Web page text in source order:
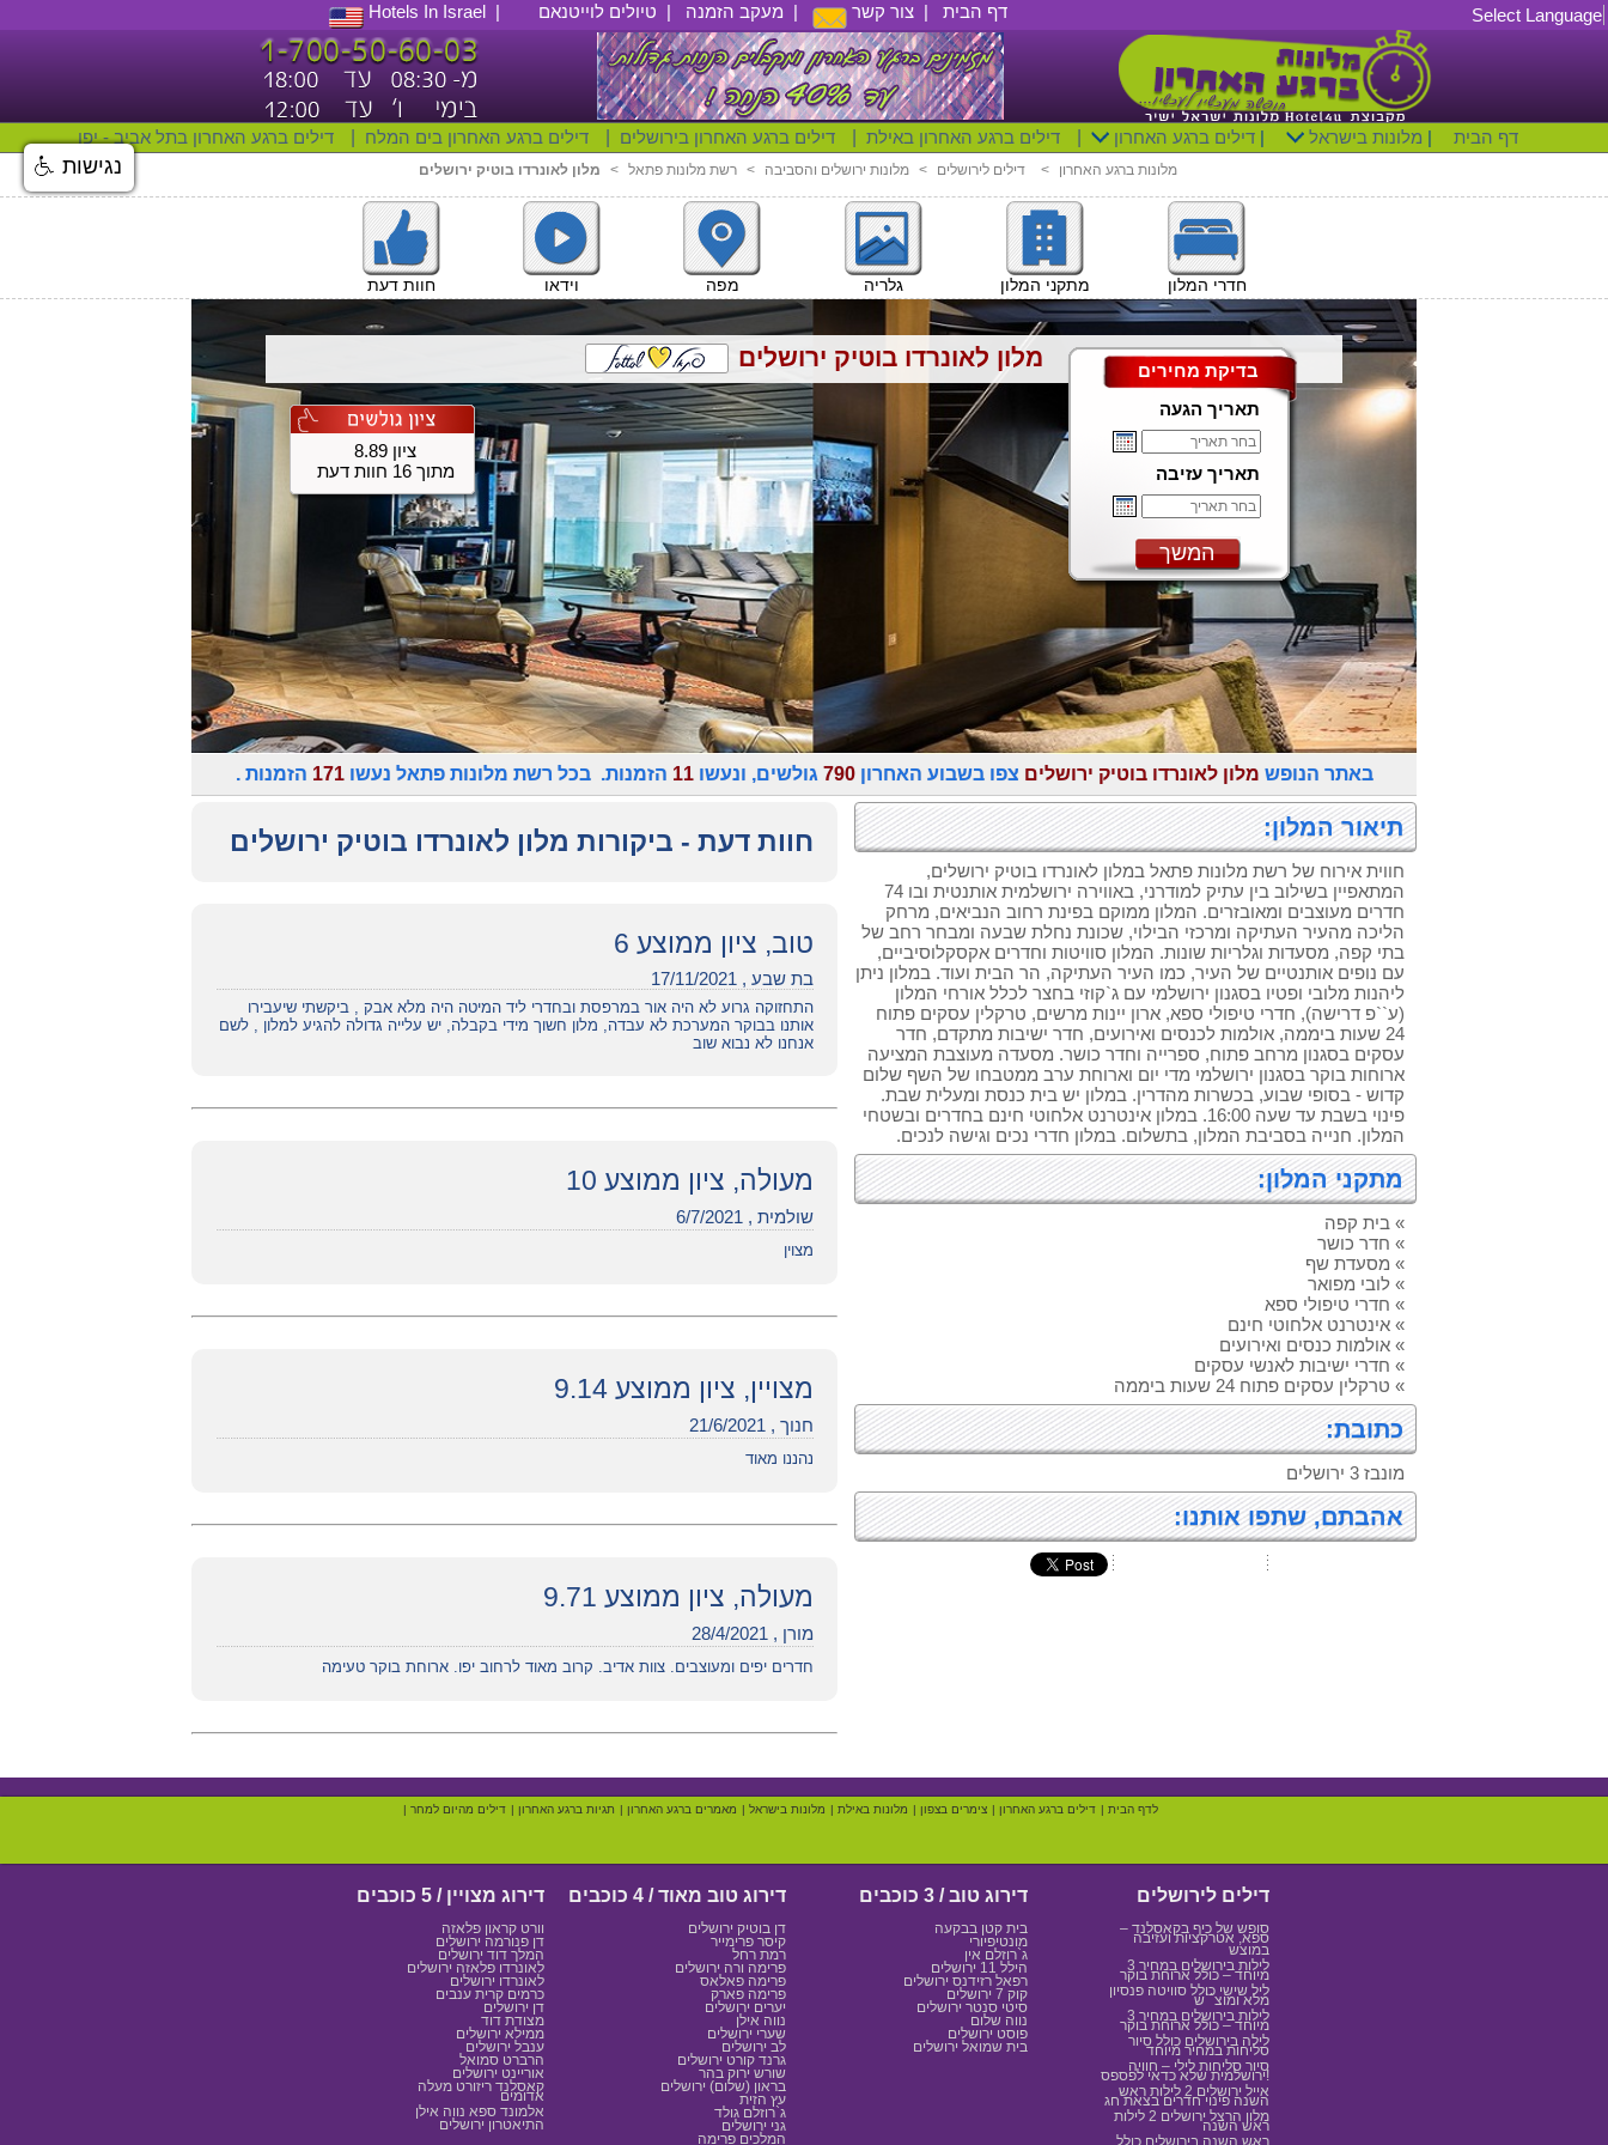
Hotels In Israel | טיולים לוייטנאם | מעקב הזמנה | צור קשר | דף הבית Select Language
דילים ברגע האחרון בתל אביב - יפו דילים ברגע האחרון בים המלח דילים ברגע האחרון בירושלים דילים ברגע האחרון באילת דילים ברגע האחרון | מלונות בישראל | דף הבית
מלון לאונרדו בוטיק ירושלים < רשת מלונות פתאל < מלונות ירושלים והסביבה < דילים לירושלים < מלונות ברגע האחרון
חוות דעת וידאו מפה גלריה מתקני המלון חדרי המלון
מלון לאונרדו בוטיק ירושלים
ציון 8.89
מתוך 16 חוות דעת
בדיקת מחירים
תאריך הגעה
תאריך עזיבה
המשך
באתר הנופש מלון לאונרדו בוטיק ירושלים צפו בשבוע האחרון790 גולשים, ונעשו11 הזמנות. בכל רשת מלונות פתאל נעשו171 הזמנות .
חוות דעת - ביקורות מלון לאונרדו בוטיק ירושלים
טוב, ציון ממוצע 6
בת שבע , 17/11/2021
התחזוקה גרוע לא היה אור במרפסת ובחדרי ליד המיטה היה מלא אבק , ביקשתי שיעבירו
אותנו בבוקר המערכת לא עבדה, מלון חשוך מידי בקבלה, יש עלייה גדולה להגיע למלון , לשם
אנחנו לא נבוא שוב
מעולה, ציון ממוצע 10
שולמית , 6/7/2021
מצוין
מצויין, ציון ממוצע 9.14
חנוך , 21/6/2021
נהננו מאוד
מעולה, ציון ממוצע 9.71
מורן , 28/4/2021
חדרים יפים ומעוצבים. צוות אדיב. קרוב מאוד לרחוב יפו. ארוחת בוקר טעימה
תיאור המלון:
חווית אירוח של רשת מלונות פתאל במלון לאונרדו בוטיק ירושלים,
המתאפיין בשילוב בין עתיק למודרני, באווירה ירושלמית אותנטית ובו 74
חדרים מעוצבים ומאובזרים. המלון ממוקם בפינת רחוב הנביאים, מרחק
הליכה מהעיר העתיקה ומרכזי הבילוי, שכונת נחלת שבעה ומבחר רחב של
בתי קפה, מסעדות וגלריות שונות. המלון סוויטות וחדרים אקסקלוסיביים,
עם נופים אותנטיים של העיר, כמו העיר העתיקה, הר הבית ועוד. במלון ניתן
ליהנות מלובי ופטיו בסגנון ירושלמי עם ג`קוזי בחצר לכלל אורחי המלון
(ע``פ דרישה), חדרי טיפולי ספא, ארון יינות מרשים, טרקלין עסקים פתוח
24 שעות ביממה, אולמות לכנסים ואירועים, חדר ישיבות מתקדם, חדר
עסקים בסגנון מרחב פתוח, ספרייה וחדר כושר. מסעדה מעוצבת המציעה
ארוחות בוקר בסגנון ירושלמי מדי יום וארוחת ערב ממטבחו של השף שלום
קדוש - בסופי שבוע, בכשרות מהדרין. במלון יש בית כנסת ומעלית שבת.
פינוי בשבת עד שעה 16:00. במלון אינטרנט אלחוטי חינם בחדרים ובשטחי
המלון. חנייה בסביבת המלון, בתשלום. במלון חדרי נכים וגישה לנכים.
מתקני המלון:
» בית קפה
» חדר כושר
» מסעדת שף
» לובי מפואר
» חדרי טיפולי ספא
» אינטרנט אלחוטי חינם
» אולמות כנסים ואירועים
» חדרי ישיבות לאנשי עסקים
» טרקלין עסקים פתוח 24 שעות ביממה
כתובת:
מונבז 3 ירושלים
אהבתם, שתפו אותנו:
לדף הבית | דילים ברגע האחרון | צימרים בצפון | מלונות באילת | מלונות בישראל | מאמרים ברגע האחרון | תגיות ברגע האחרון | דילים מהיום למחר |
דילים לירושלים
סופש של כיף בקאסלנד –
ספא, אטרקציות ועזיבה
במוצש
3 לילות בירושלים במחיר
מיוחד – כולל ארוחת בוקר
ליל שישי כולל סוויטה פנסיון
מלא ומוצ``ש
3 לילות בירושלים במחיר
מיוחד – כולל ארוחת בוקר
לילה בירושלים כולל סיור
סליחות במחיר מיוחד
סיור סליחות לילי – חוויה
ירושלמית שלא כדאי לפספס!
אייל ירושלים 2 לילות ראש
השנה פינוי חדרים בצאת חג
מלון הרצל ירושלים 2 לילות
ראש השנה
ראש השנה בירושלים כולל
דירוג טוב / 3 כוכבים
בית קטן בבקעה
מונטיפיורי
ג`רוזלם אין
הילל 11 ירושלים
רפאל רזידנס ירושלים
קוק 7 ירושלים
סיטי סנטר ירושלים
נווה שלום
פוסט ירושלים
בית שמואל ירושלים
דירוג טוב מאוד / 4 כוכבים
דן בוטיק ירושלים
קיסר פרימייר
רמת רחל
פרימה ורה ירושלים
פרימה פאלאס
פרימה פארק
יערים ירושלים
נווה אילן
שערי ירושלים
לב ירושלים
גרנד קורט ירושלים
שורש ירוק בהר
בראון (שלום) ירושלים
עץ הזית
ג`רוזלם גולד
גני ירושלים
המלכים פרימה
דירוג מצויין / 5 כוכבים
וורט קראון פלאזה
דן פנורמה ירושלים
המלך דוד ירושלים
לאונרדו פלאזה ירושלים
לאונרדו ירושלים
כרמים קרית ענבים
דן ירושלים
מצודת דוד
ממילא ירושלים
ענבל ירושלים
הרברט סמואל
אוריינט ירושלים
קאסלנד ריזורט מעלה
אדומים
אלמונד ספא נווה אילן
התיאטרון ירושלים
נגישות